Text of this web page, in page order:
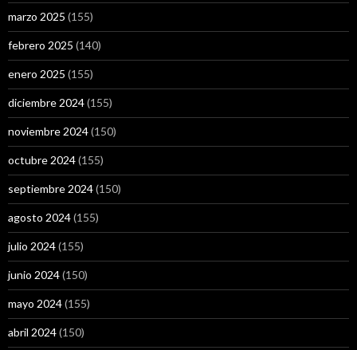
marzo 2025 (155)
febrero 2025 (140)
enero 2025 (155)
diciembre 2024(155)
noviembre 2024(150)
octubre 2024(155)
septiembre 2024(150)
agosto 2024(155)
julio 2024(155)
junio 2024(150)
mayo 2024(155)
abril 2024(150)